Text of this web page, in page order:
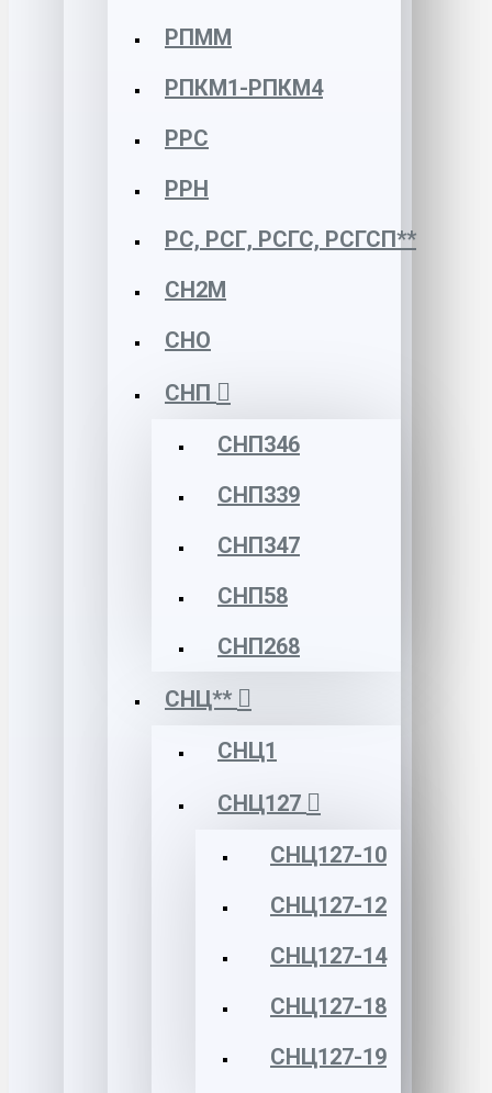
РПММ
РПКМ1-РПКМ4
РРС
РРН
РС, РСГ, РСГС, РСГСП**
СН2М
СНО
СНП
СНП346
СНП339
СНП347
СНП58
СНП268
СНЦ**
СНЦ1
СНЦ127
СНЦ127-10
СНЦ127-12
СНЦ127-14
СНЦ127-18
СНЦ127-19